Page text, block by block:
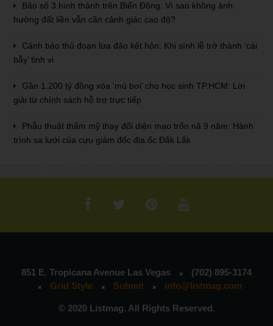
Bão số 3 hình thành trên Biển Đông: Vì sao không ảnh
hưởng đất liền vẫn cần cảnh giác cao độ?
Cảnh báo thủ đoạn lừa đảo kết hôn: Khi sính lễ trở thành ‘cái
bẫy’ tinh vi
Gần 1.200 tỷ đồng xóa ‘mù bơi’ cho học sinh TP.HCM: Lời
giải từ chính sách hỗ trợ trực tiếp
Phẫu thuật thẩm mỹ thay đổi diện mạo trốn nã 9 năm: Hành
trình sa lưới của cựu giám đốc địa ốc Đắk Lắk
851 E. Tropicana Avenue Las Vegas
(702) 895-3174
Grid Style
Submit info@listmag.com
© 2020 Listmag. All Rights Reserved.